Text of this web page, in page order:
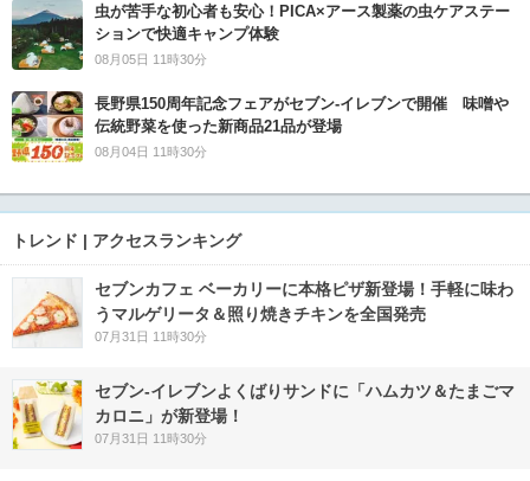
虫が苦手な初心者も安心！PICA×アース製薬の虫ケアステー
ションで快適キャンプ体験
08月05日 11時30分
長野県150周年記念フェアがセブン-イレブンで開催 味噌や
伝統野菜を使った新商品21品が登場
08月04日 11時30分
トレンド | アクセスランキング
セブンカフェ ベーカリーに本格ピザ新登場！手軽に味わ
うマルゲリータ＆照り焼きチキンを全国発売
07月31日 11時30分
セブン‐イレブンよくばりサンドに「ハムカツ＆たまごマ
カロニ」が新登場！
07月31日 11時30分